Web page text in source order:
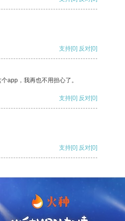
支持[0] 反对[0]
app，我再也不用担心了。
支持[0] 反对[0]
支持[0] 反对[0]
支持